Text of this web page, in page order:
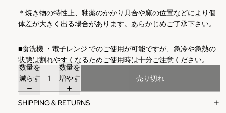
＊焼き物の特性上、釉薬のかかり具合や窯の位置などにより個
体差が大きく出る場合があります。あらかじめご了承下さい。
■食洗機 ・電子レンジ でのご使用が可能ですが、急冷や急熱の
状態は割れやすくなるためご使用時は十分ご注意ください。
数量を
減らす
数量を
増やす
売り切れ
SHIPPING & RETURNS